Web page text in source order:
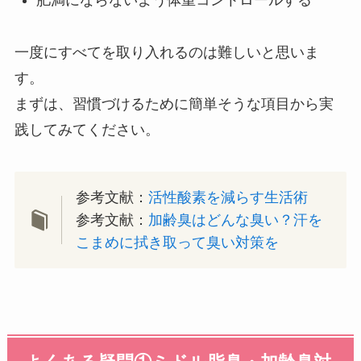
一度にすべてを取り入れるのは難しいと思いま
す。
まずは、習慣づけるために簡単そうな項目から実
践してみてください。
参考文献：活性酸素を減らす生活術
参考文献： 加齢臭はどんな臭い？汗を
こまめに拭き取って臭い対策を